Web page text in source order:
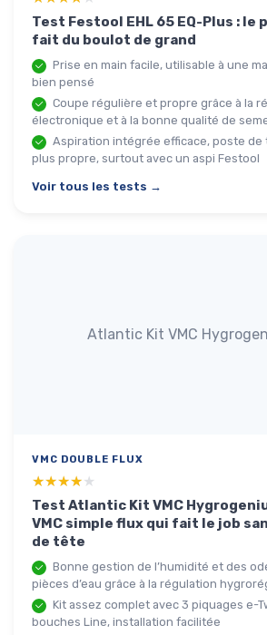
Test Festool EHL 65 EQ-Plus :
fait du boulot de grand
Prise en main facile, utilisable à une
bien pensé
Coupe régulière et propre grâce à la
électronique et à la bonne qualité de
Aspiration intégrée efficace, poste de
plus propre, surtout avec un aspi Festool
Voir tous les tests →
Atlantic Kit VMC
VMC DOUBLE FLUX
★★★★★
★★★★★
Test Atlantic Kit VMC
VMC simple flux qui fait le job
de tête
Bonne gestion de l’humidité et des
pièces d’eau grâce à la régulation
Kit assez complet avec 3 piquages e-
bouches Line, installation facilitée